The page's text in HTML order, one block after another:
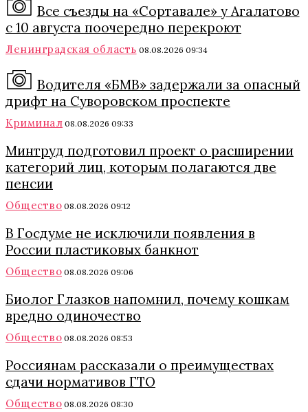
Все съезды на «Сортавале» у Агалатово
с 10 августа поочередно перекроют
Ленинградская область 08.08.2026 09:34
Водителя «БМВ» задержали за опасный
дрифт на Суворовском проспекте
Криминал 08.08.2026 09:33
Минтруд подготовил проект о расширении
категорий лиц, которым полагаются две
пенсии
Общество 08.08.2026 09:12
В Госдуме не исключили появления в
России пластиковых банкнот
Общество 08.08.2026 09:06
Биолог Глазков напомнил, почему кошкам
вредно одиночество
Общество 08.08.2026 08:53
Россиянам рассказали о преимуществах
сдачи нормативов ГТО
Общество 08.08.2026 08:30